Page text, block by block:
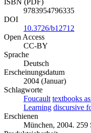
ISBN (PDF)
9783954796335
DOI
10.3726/b12712
Open Access
CC-BY
Sprache
Deutsch
Erscheinungsdatum
2004 (Januar)
Schlagworte
Foucault textbooks
Learning discursive
Erschienen
München, 2004. 259